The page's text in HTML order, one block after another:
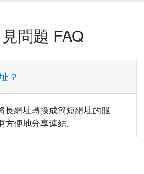
問題 FAQ
？
長網址轉換成簡短網址的服
便地分享連結。